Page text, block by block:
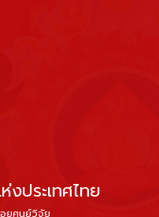
ประเทศไทย
อยศูนย์วิจัย